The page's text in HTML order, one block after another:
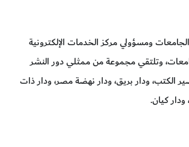
ومسؤولي مركز الخدمات الإلكترونية
وتلتقي مجموعة من ممثلي دور النشر
الكتب، ودار بريق، ودار نهضة مصر، ودار ذات
كيان.